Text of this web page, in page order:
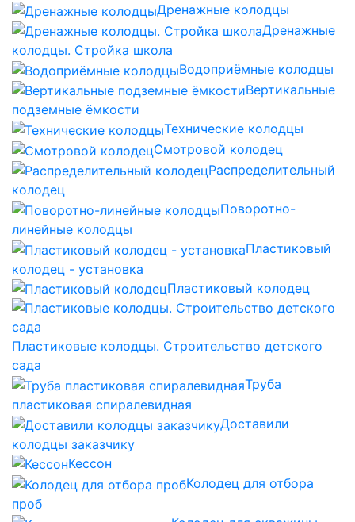
Дренажные колодцы
Дренажные
колодцы. Стройка школа
Водоприёмные колодцы
Вертикальные
подземные ёмкости
Технические колодцы
Смотровой колодец
Распределительный
колодец
Поворотно-
линейные колодцы
Пластиковый
колодец - установка
Пластиковый колодец
Пластиковые колодцы. Строительство детского
сада
Труба
пластиковая спиралевидная
Доставили
колодцы заказчику
Кессон
Колодец для отбора
проб